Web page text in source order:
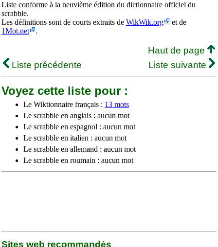
Liste conforme à la neuvième édition du dictionnaire officiel du
scrabble.
Les définitions sont de courts extraits de WikWik.org
et de
1Mot.net
.
Haut de page
Liste précédente
Liste suivante
Voyez cette liste pour :
Le Wiktionnaire français : 13 mots
Le scrabble en anglais : aucun mot
Le scrabble en espagnol : aucun mot
Le scrabble en italien : aucun mot
Le scrabble en allemand : aucun mot
Le scrabble en roumain : aucun mot
Sites web recommandés